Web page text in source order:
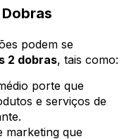
podem se
2 dobras, tais como:
porte que
e serviços de
marketing que